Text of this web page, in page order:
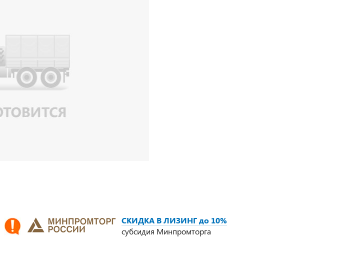
СКИДКА В ЛИЗИНГ до 10%
субсидия Минпромторга